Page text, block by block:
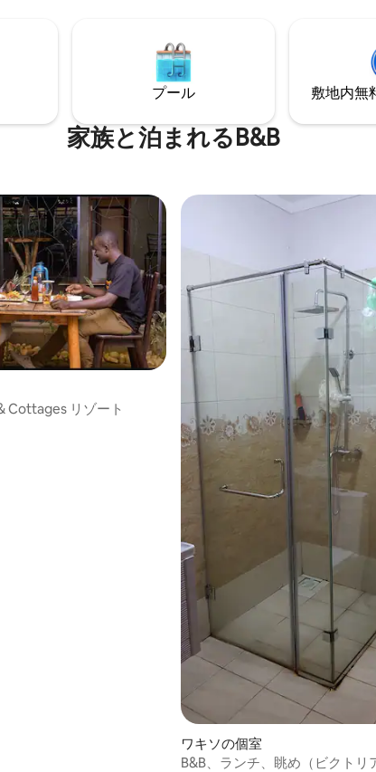
た2つの独立したお部屋を
。 各部屋には2名様まで宿
豊かな庭園の両方の素晴らしい
しめます。 朝食は料金に含まれていま
す。
プール 敷地内無
家族と泊まれるB&B
Cottages リゾート
ワキソの個室
B&B、ランチ、眺め（ビクトリ